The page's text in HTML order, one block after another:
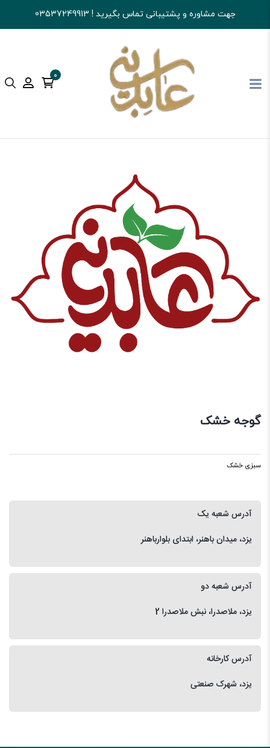
جهت مشاوره و پشتیبانی تماس بگیرید ! 03537249913
0
آجیل و خشکبار عابدینی کالای اساسی و خواربار
گوجه خشک
سبزی خشک
آدرس شعبه یک
یزد، میدان باهنر، ابتدای بلوارباهنر
آدرس شعبه دو
یزد، ملاصدرا، نبش ملاصدرا 2
آدرس کارخانه
یزد، شهرک صنعتی